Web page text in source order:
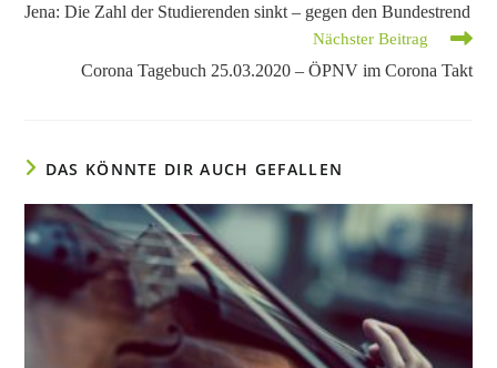
ansehen
Jena: Die Zahl der Studierenden sinkt – gegen den Bundestrend
Nächster Beitrag
Corona Tagebuch 25.03.2020 – ÖPNV im Corona Takt
DAS KÖNNTE DIR AUCH GEFALLEN